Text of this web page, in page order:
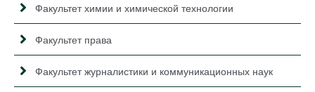
Факультет химии и химической технологии
Факультет права
Факультет журналистики и коммуникационных наук